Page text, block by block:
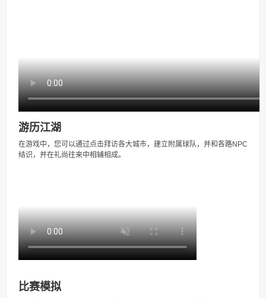
游历江湖
在游戏中，您可以通过点击拜访各大城市，建立附属球队，并和各路NPC
结识，并在礼尚往来中相辅相成。
比赛模拟